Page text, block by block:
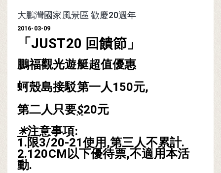
大鵬灣國家風景區 歡慶20週年
2016-03-09
「JUST20 回饋節」
鵬福觀光遊艇超值優惠
蚵殼島接駁第一人150元,
第二人只要$20元
✳注意事項:
1.限3/20-21使用,第三人不累計.
2.120CM以下優待票,不適用本活
動.